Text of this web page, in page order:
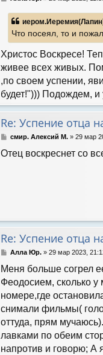
о
щ
е
н
и
е
Что посеял, то и
Христос Воскресе!
живее всех живых.
,по своем успении,
будет!"))) Подождем, и
Re: Успение отца
С
о
смир. Алексий М.» 29 мар
Отец воскреснет со
Re: Успение отца
С
о
б
е
н
е
Алла Юр.» 29 мар 2023,
Меня больше согрел
Феодосием, сколько
номере,где
снимали фильмы(
оттуда, прям
лавками по обеим
напротив и говорю; А